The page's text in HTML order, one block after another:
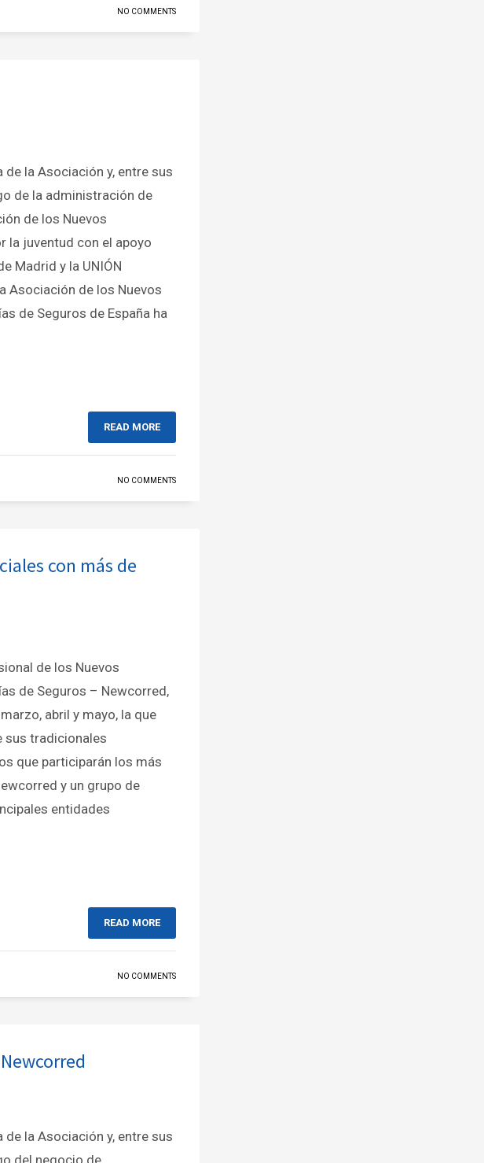
NO COMMENTS
de la Asociación y, entre sus
de la administración de
de los Nuevos
la juventud con el apoyo
Madrid y la UNIÓN
Asociación de los Nuevos
de Seguros de España ha
READ MORE
NO COMMENTS
con más de
de los Nuevos
de Seguros – Newcorred,
abril y mayo, la que
sus tradicionales
que participarán los más
y un grupo de
entidades
READ MORE
NO COMMENTS
de la Asociación y, entre sus
del negocio de